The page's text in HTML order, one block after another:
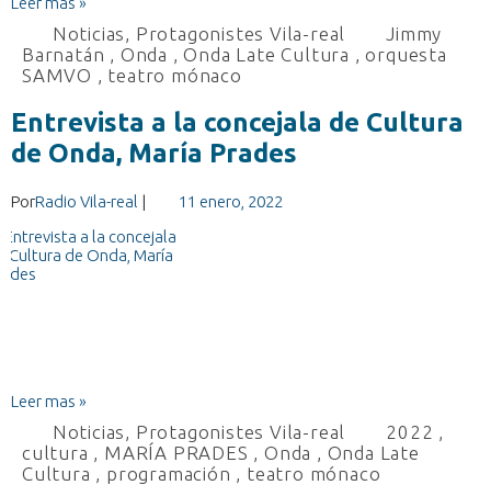
Noticias, Protagonistes Vila-real
Jimmy
Barnatán , Onda ,Onda Late Cultura ,orquesta
SAMVO , teatro mónaco
Entrevista a la concejala de Cultura
de Onda, María Prades
PorRadio Vila-real | 11 enero, 2022
Leer mas »
Noticias, Protagonistes Vila-real 2022 ,
cultura , MARÍA PRADES ,Onda , Onda Late
Cultura , programación , teatro mónaco